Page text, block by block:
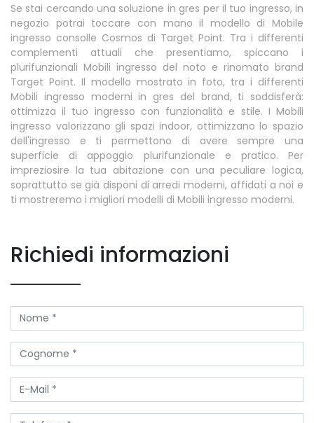
Se stai cercando una soluzione in gres per il tuo ingresso, in
negozio potrai toccare con mano il modello di Mobile
ingresso consolle Cosmos di Target Point. Tra i differenti
complementi attuali che presentiamo, spiccano i
plurifunzionali Mobili ingresso del noto e rinomato brand
Target Point. Il modello mostrato in foto, tra i differenti
Mobili ingresso moderni in gres del brand, ti soddisferà:
ottimizza il tuo ingresso con funzionalità e stile. I Mobili
ingresso valorizzano gli spazi indoor, ottimizzano lo spazio
dell'ingresso e ti permettono di avere sempre una
superficie di appoggio plurifunzionale e pratico. Per
impreziosire la tua abitazione con una peculiare logica,
soprattutto se già disponi di arredi moderni, affidati a noi e
ti mostreremo i migliori modelli di Mobili ingresso moderni.
Richiedi informazioni